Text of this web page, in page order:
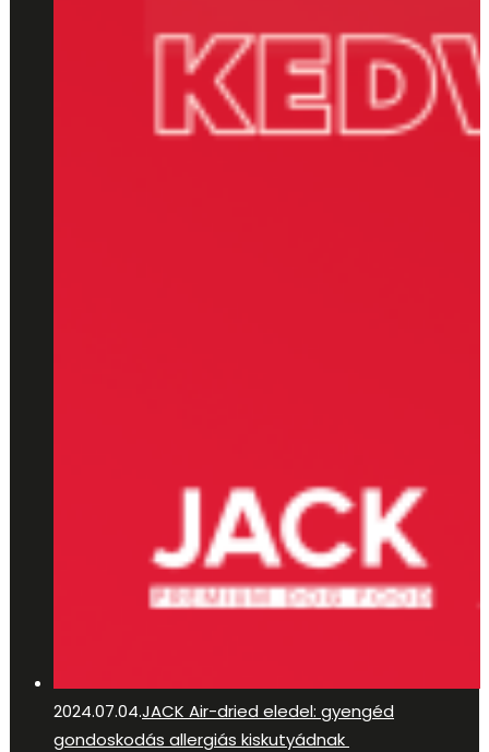
2024.07.04.JACK Air-dried eledel: gyengéd
gondoskodás allergiás kiskutyádnak